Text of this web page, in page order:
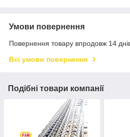
Умови повернення
Повернення товару впродовж 14
Всі умови повернення
Подібні товари компанії